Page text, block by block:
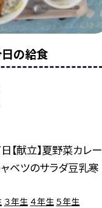
の給食
【献立】夏野菜カレー
ベツのサラダ豆乳寒
３年生 ４年生 ５年生